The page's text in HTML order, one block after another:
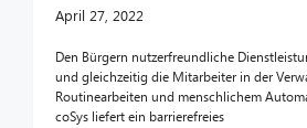
April 27, 2022
Den Bürgern nutzerfreundliche
und gleichzeitig die Mitarbeiter in der
Routinearbeiten und menschlichem
coSys liefert ein barrierefreies